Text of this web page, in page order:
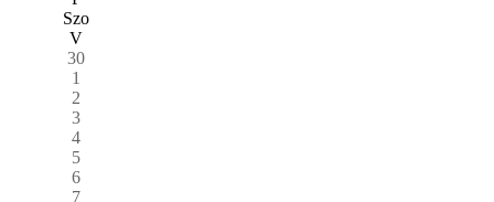
Szo
V
30
1
2
3
4
5
6
7